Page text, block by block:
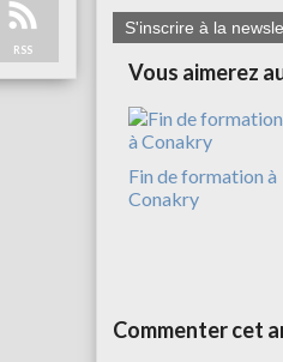
RSS
S'inscrire à la
Vous aimerez
Fin de formation à
Conakry
Commenter cet